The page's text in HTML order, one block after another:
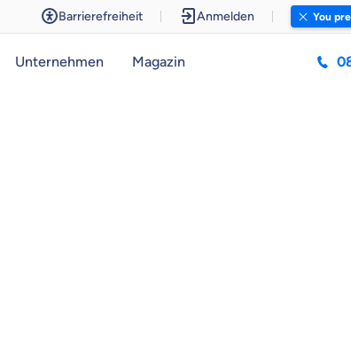
Barrierefreiheit Anmelden You
Unternehmen Magazin